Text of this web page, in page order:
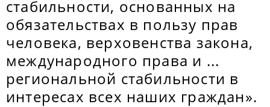
стабильности, основанных на
обязательствах в пользу прав
человека, верховенства закона,
международного права и ...
региональной стабильности в
интересах всех наших граждан».